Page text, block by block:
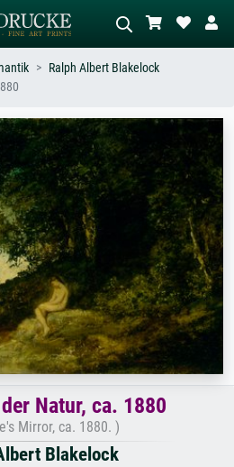
Beschreiben Sie die Szene – z.B. Grüne
Wiese, Abstrakt mit viel Rot, Dunkles
Ölgemälde, Stehender Akt neben einem
Baum.
Ralph Albert Blakelock
Natur, ca. 1880
Mirror, ca. 1880. )
Blakelock